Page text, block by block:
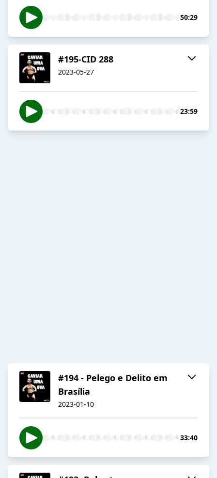
50:29
#195-CID 288
2023-05-27
23:59
#194 - Pelego e Delito em
Brasília
2023-01-10
33:40